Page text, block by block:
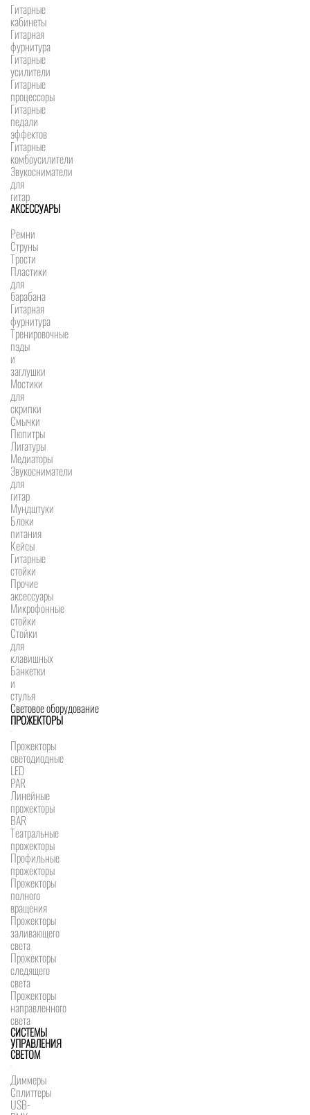
Гитарные
кабинеты
Гитарная
фурнитура
Гитарные
усилители
Гитарные
процессоры
Гитарные
педали
эффектов
Гитарные
комбоусилители
Звукосниматели
для
гитар
АКСЕССУАРЫ
Ремни
Струны
Трости
Пластики
для
барабана
Гитарная
фурнитура
Тренировочные
пэды
и
заглушки
Мостики
для
скрипки
Смычки
Пюпитры
Лигатуры
Медиаторы
Звукосниматели
для
гитар
Мундштуки
Блоки
питания
Кейсы
Гитарные
стойки
Прочие
аксессуары
Микрофонные
стойки
Стойки
для
клавишных
Банкетки
и
стулья
Световое оборудование
ПРОЖЕКТОРЫ
Прожекторы
светодиодные
LED
PAR
Линейные
прожекторы
BAR
Театральные
прожекторы
Профильные
прожекторы
Прожекторы
полного
вращения
Прожекторы
заливающего
света
Прожекторы
следящего
света
Прожекторы
направленного
света
СИСТЕМЫ
УПРАВЛЕНИЯ
СВЕТОМ
Диммеры
Сплиттеры
USB-